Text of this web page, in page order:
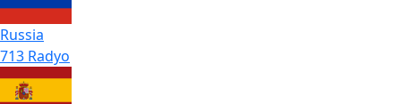
Russia
713 Radyo